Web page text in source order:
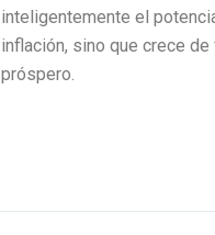
inteligentemente el
inflación, sino que crece
próspero.